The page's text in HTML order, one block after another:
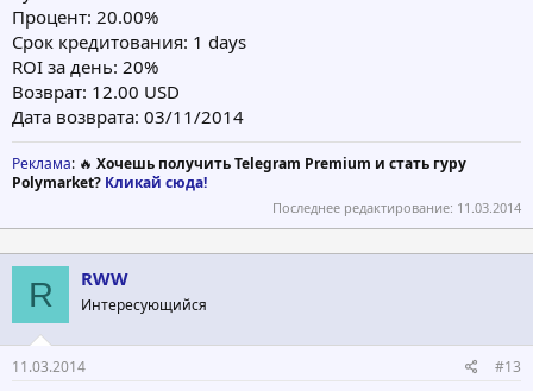
Процент: 20.00%
Срок кредитования: 1 days
ROI за день: 20%
Возврат: 12.00 USD
Дата возврата: 03/11/2014
Реклама: 🔥 Хочешь получить Telegram Premium и стать гуру
Polymarket? Кликай сюда!
Последнее редактирование: 11.03.2014
R RWW
Интересующийся
11.03.2014 #13